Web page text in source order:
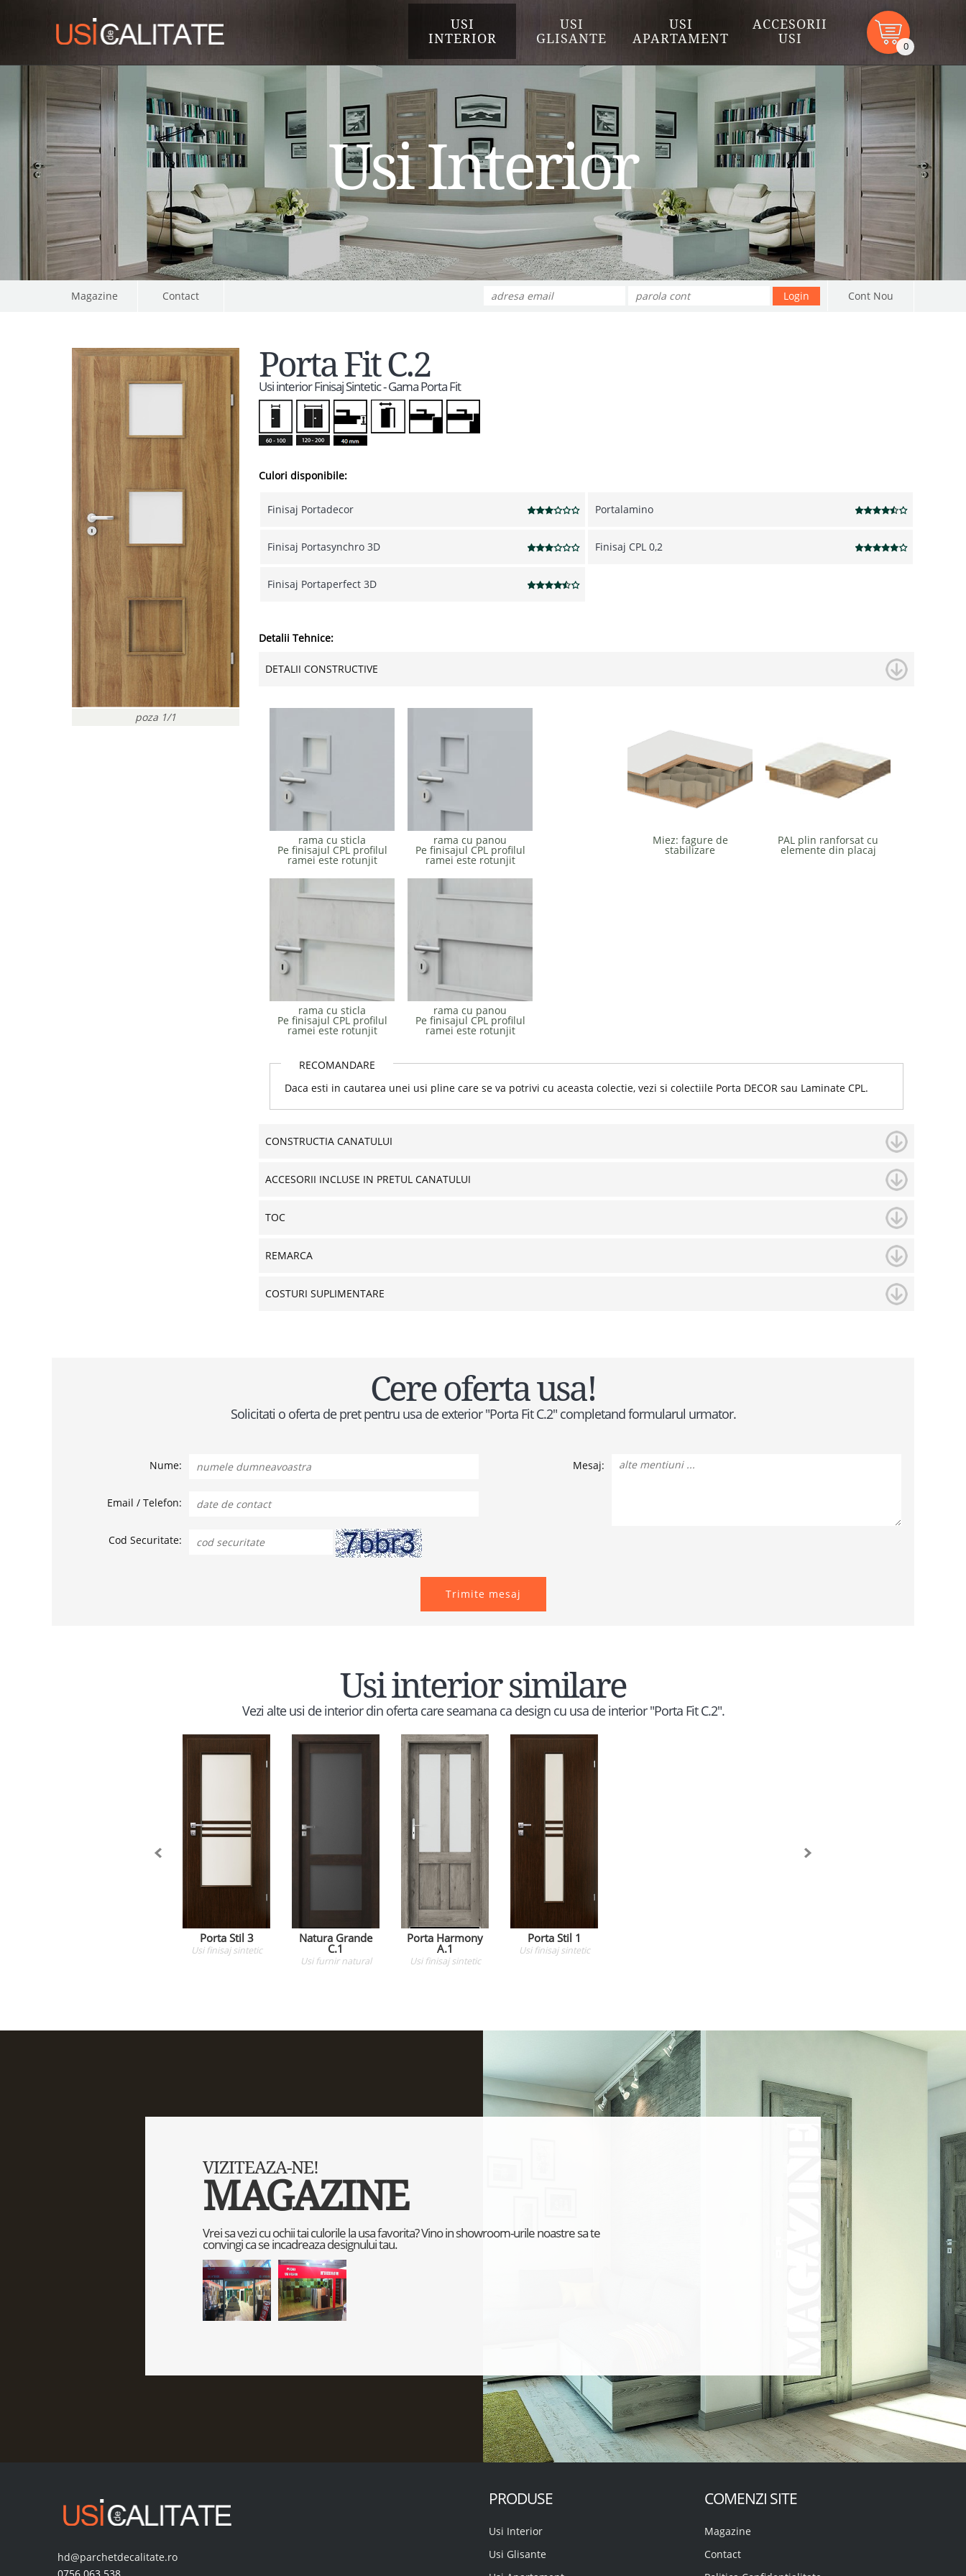
0
USI
INTERIOR
USI
GLISANTE
USI
APARTAMENT
ACCESORII
USI
Usi Interior
Magazine Contact Cont Nou
poza 1/1
Porta Fit C.2
Usi interior Finisaj Sintetic - Gama Porta Fit
Culori disponibile:
Finisaj Portadecor
Finisaj Portasynchro 3D
Finisaj Portaperfect 3D
Portalamino
Finisaj CPL 0,2
Detalii Tehnice:
DETALII CONSTRUCTIVE
rama cu sticla
Pe finisajul CPL profilul
ramei este rotunjit
rama cu panou
Pe finisajul CPL profilul
ramei este rotunjit
rama cu sticla
Pe finisajul CPL profilul
ramei este rotunjit
rama cu panou
Pe finisajul CPL profilul
ramei este rotunjit
PAL plin ranforsat cu
elemente din placaj
Miez: fagure de
stabilizare
RECOMANDARE
Daca esti in cautarea unei usi pline care se va potrivi cu aceasta colectie, vezi si colectiile Porta DECOR sau Laminate CPL.
CONSTRUCTIA CANATULUI
ACCESORII INCLUSE IN PRETUL CANATULUI
TOC
REMARCA
COSTURI SUPLIMENTARE
Cere oferta usa!
Solicitati o oferta de pret pentru usa de exterior "Porta Fit C.2" completand formularul urmator.
Nume:
Email / Telefon:
Cod Securitate:
Mesaj:
Trimite mesaj
Usi interior similare
Vezi alte usi de interior din oferta care seamana ca design cu usa de interior "Porta Fit C.2".
Porta Stil 3
Usifinisaj sintetic
Natura Grande
C.1
Usifurnir natural
Porta Harmony
A.1
Usifinisaj sintetic
Porta Stil 1
Usifinisaj sintetic
VIZITEAZA-NE!
MAGAZINE
Vrei sa vezi cu ochii tai culorile la usa favorita? Vino in showroom-urile noastre sa te
convingi ca se incadreaza designului tau.
hd@parchetdecalitate.ro
PRODUSE
Usi Interior
Usi Glisante
COMENZI SITE
Magazine
Contact